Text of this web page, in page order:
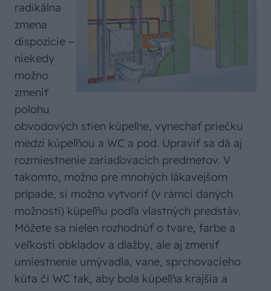
radikálna
zmena
dispozície –
niekedy
možno
zmeniť
polohu
obvodových stien kúpeľne, vynechať priečku
medzi kúpeľňou a WC a pod. Upraviť sa dá aj
rozmiestnenie zariaďovacích predmetov. V
takomto, možno pre mnohých lákavejšom
prípade, si možno vytvoriť (v rámci daných
možností) kúpeľňu podľa vlastných predstáv.
Môžete sa nielen rozhodnúť o tvare, farbe a
veľkosti obkladov a dlažby, ale aj zmeniť
umiestnenie umývadla, vane, sprchovacieho
kúta či WC tak, aby bola kúpeľňa krajšia a